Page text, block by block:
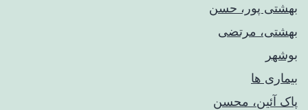
بهشتی پور، حسن
بهشتی، مرتضی
بوشهر
بیماری ها
پاک آئین، محسن